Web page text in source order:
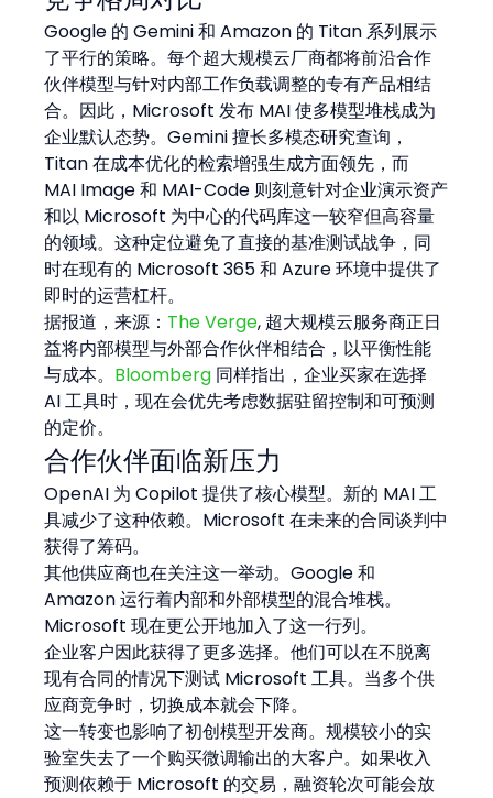
Google 的 Gemini 和 Amazon 的 Titan 系列展示
了平行的策略。每个超大规模云厂商都将前沿合作
伙伴模型与针对内部工作负载调整的专有产品相结
合。因此，Microsoft 发布 MAI 使多模型堆栈成为
企业默认态势。Gemini 擅长多模态研究查询，
Titan 在成本优化的检索增强生成方面领先，而
MAI Image 和 MAI-Code 则刻意针对企业演示资产
和以 Microsoft 为中心的代码库这一较窄但高容量
的领域。这种定位避免了直接的基准测试战争，同
时在现有的 Microsoft 365 和 Azure 环境中提供了
即时的运营杠杆。
据报道，来源： The Verge, 超大规模云服务商正日
益将内部模型与外部合作伙伴相结合，以平衡性能
与成本。 Bloomberg 同样指出，企业买家在选择
AI 工具时，现在会优先考虑数据驻留控制和可预测
的定价。
合作伙伴面临新压力
OpenAI 为 Copilot 提供了核心模型。新的 MAI 工
具减少了这种依赖。Microsoft 在未来的合同谈判中
获得了筹码。
其他供应商也在关注这一举动。Google 和
Amazon 运行着内部和外部模型的混合堆栈。
Microsoft 现在更公开地加入了这一行列。
企业客户因此获得了更多选择。他们可以在不脱离
现有合同的情况下测试 Microsoft 工具。当多个供
应商竞争时，切换成本就会下降。
这一转变也影响了初创模型开发商。规模较小的实
验室失去了一个购买微调输出的大客户。如果收入
预测依赖于 Microsoft 的交易，融资轮次可能会放